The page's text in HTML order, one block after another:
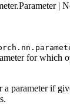
|
for which
parameter if